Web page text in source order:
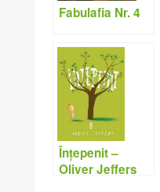
Fabulafia Nr. 4
Înțepenit –
Oliver Jeffers